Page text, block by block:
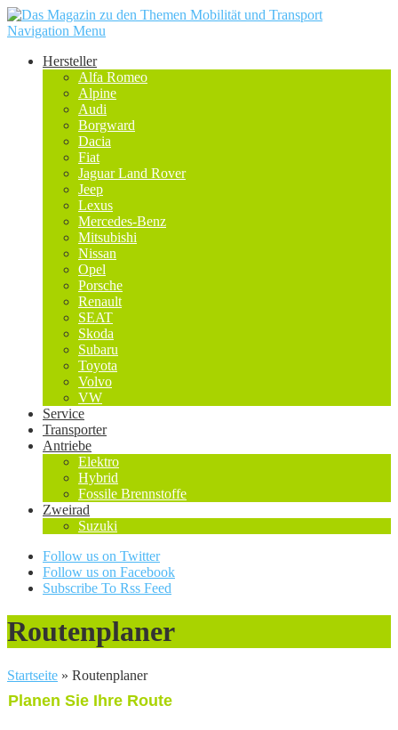
Navigation Menu
Hersteller
Alfa Romeo
Alpine
Audi
Borgward
Dacia
Fiat
Jaguar Land Rover
Jeep
Lexus
Mercedes-Benz
Mitsubishi
Nissan
Opel
Porsche
Renault
SEAT
Skoda
Subaru
Toyota
Volvo
VW
Service
Transporter
Antriebe
Elektro
Hybrid
Fossile Brennstoffe
Zweirad
Suzuki
Follow us on Twitter
Follow us on Facebook
Subscribe To Rss Feed
Routenplaner
Startseite » Routenplaner
Planen Sie Ihre Route